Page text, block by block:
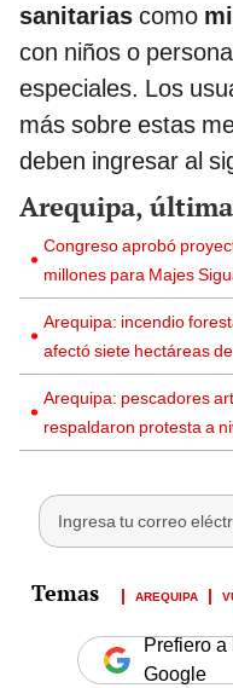
sanitarias como
con niños o
especiales. Los
más sobre estas
deben ingresar al
Arequipa,
Congreso aprobó
millones para Majes
Arequipa: incendio
afectó siete hectáreas
Arequipa: pescadores
respaldaron protesta a
AREQUIPA
Prefiero
Google